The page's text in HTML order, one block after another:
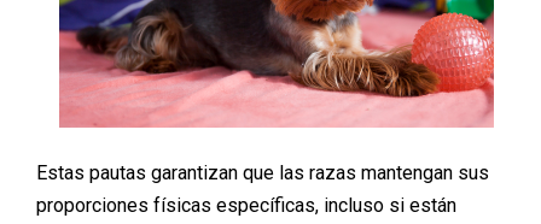
Estas pautas garantizan que las razas mantengan sus
proporciones físicas específicas, incluso si están